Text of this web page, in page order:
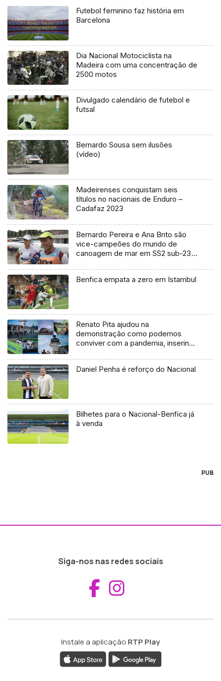
Futebol feminino faz história em
Barcelona
Dia Nacional Motociclista na
Madeira com uma concentração de
2500 motos
Divulgado calendário de futebol e
futsal
Bernardo Sousa sem ilusões
(vídeo)
Madeirenses conquistam seis
títulos no nacionais de Enduro –
Cadafaz 2023
Bernardo Pereira e Ana Brito são
vice-campeões do mundo de
canoagem de mar em SS2 sub-23
Benfica empata a zero em Istambul
Renato Pita ajudou na
demonstração como podemos
conviver com a pandemia, inserindo
Daniel Penha é reforço do Nacional
Bilhetes para o Nacional-Benfica já
à venda
PUB
Siga-nos nas redes sociais
Aceder ao
Instale a aplicação RTP Play